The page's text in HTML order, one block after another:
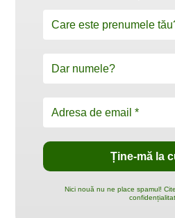
Nici nouă nu ne place spamul!